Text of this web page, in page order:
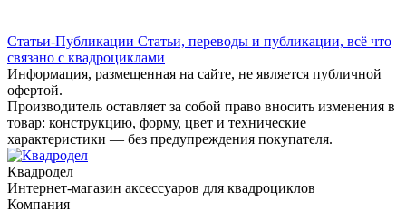
Статьи-Публикации Статьи, переводы и публикации, всё что
связано с квадроциклами
Информация, размещенная на сайте, не является публичной
офертой.
Производитель оставляет за собой право вносить изменения в
товар: конструкцию, форму, цвет и технические
характеристики — без предупреждения покупателя.
Квадродел
Интернет-магазин аксессуаров для квадроциклов
Компания